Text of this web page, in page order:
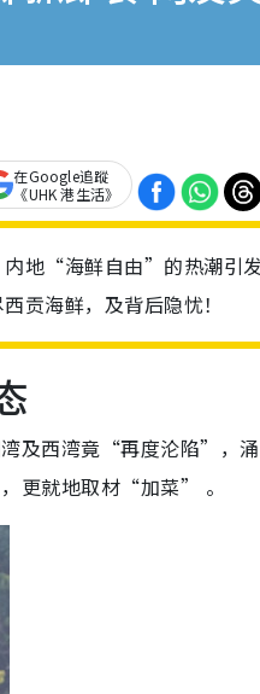
在Google追蹤
《UHK 港生活》
地“海鲜自由”的热潮引
贡海鲜，及背后隐忧！
及西湾竟“再度沦陷”，
更就地取材“加菜” 。